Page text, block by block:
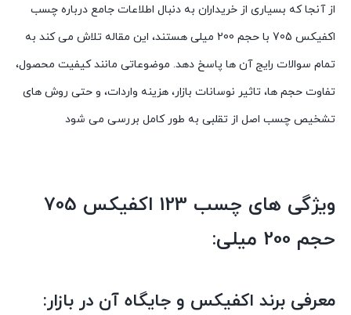
از آنجا که بسیاری از خریداران به دنبال اطلاعات جامع درباره چسب
اکفیکس 705 با حجم 200 میلی هستند، این مقاله تلاش می کند به
تمام سوالات رایج آن ها پاسخ دهد. موضوعاتی مانند کیفیت محصول،
تفاوت حجم ها، تاثیر نوسانات بازار، هزینه واردات، و حتی روش های
تشخیص چسب اصل از تقلبی به طور کامل بررسی می شود
ویژگی های چسب 123 اکفیکس 705
حجم 200 میلی:
معرفی برند اکفیکس و جایگاه آن در بازار: